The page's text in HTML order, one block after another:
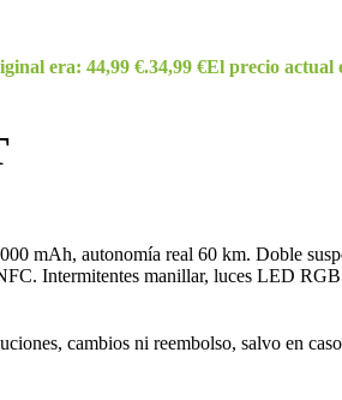
era: 44,99 €.34,99 €El precio actual
mAh, autonomía real 60 km. Doble
Intermitentes manillar, luces LED
cambios ni reembolso, salvo en